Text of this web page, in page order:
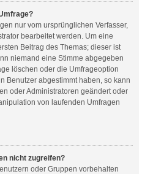
nur vom ursprünglichen Verfasser,
bearbeitet werden. Um eine
Beitrag des Themas; dieser ist
niemand eine Stimme abgegeben
löschen oder die Umfrageoption
Benutzer abgestimmt haben, so kann
oder Administratoren geändert oder
von laufenden Umfragen
nicht zugreifen?
oder Gruppen vorbehalten